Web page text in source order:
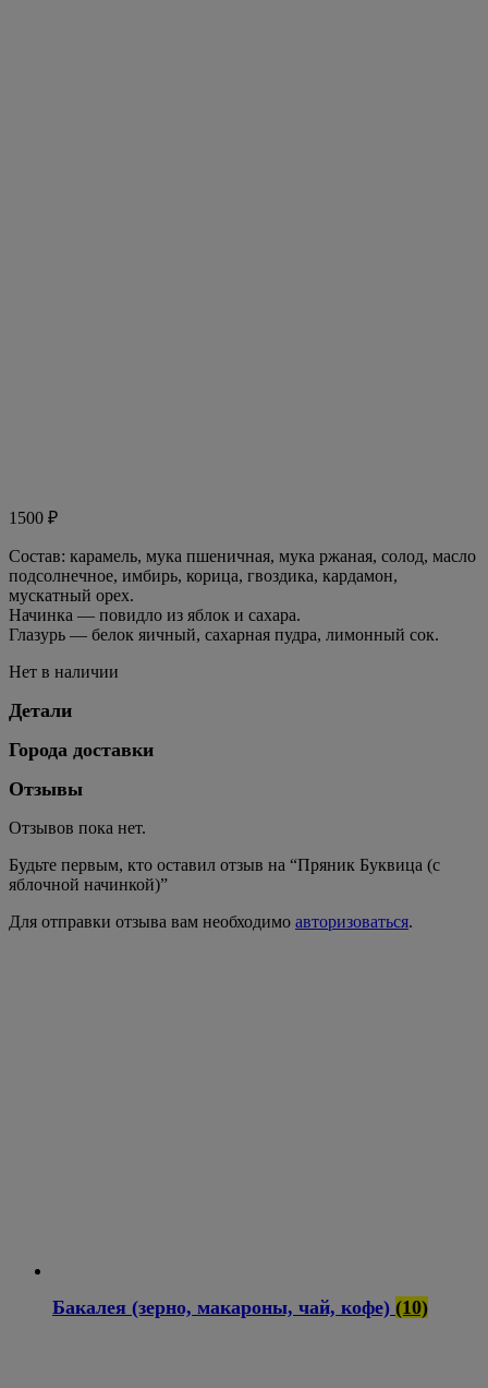
1500 ₽
Состав: карамель, мука пшеничная, мука ржаная, солод, масло
подсолнечное, имбирь, корица, гвоздика, кардамон,
мускатный орех.
Начинка — повидло из яблок и сахара.
Глазурь — белок яичный, сахарная пудра, лимонный сок.
Нет в наличии
Детали
Города доставки
Отзывы
Отзывов пока нет.
Будьте первым, кто оставил отзыв на “Пряник Буквица (с
яблочной начинкой)”
Для отправки отзыва вам необходимо авторизоваться.
Бакалея (зерно, макароны, чай, кофе) (10)